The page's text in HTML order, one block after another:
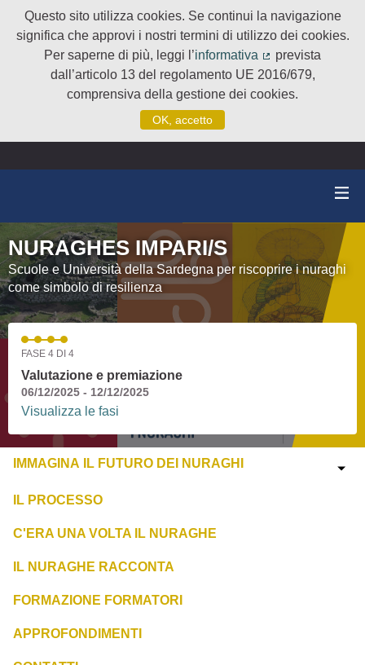
Questo sito utilizza cookies. Se continui la navigazione
significa che approvi i nostri termini di utilizzo dei cookies.
Per saperne di più, leggi l’informativa
(Collegamento
prevista
dall’articolo 13 del regolamento UE 2016/679,
comprensiva della gestione dei cookies.
OK, accetto
NURAGHES IMPARI/S
Scuole e Università della Sardegna per riscoprire i nuraghi
come simbolo di resilienza
FASE 4 DI 4
Valutazione e premiazione
06/12/2025 - 12/12/2025
Visualizza le fasi
IMMAGINA IL FUTURO DEI NURAGHI
IL PROCESSO
C'ERA UNA VOLTA IL NURAGHE
IL NURAGHE RACCONTA
FORMAZIONE FORMATORI
APPROFONDIMENTI